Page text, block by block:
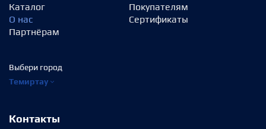
Каталог
О нас
Партнёрам
Покупателям
Сертификаты
Выбери город
Темиртау
Контакты